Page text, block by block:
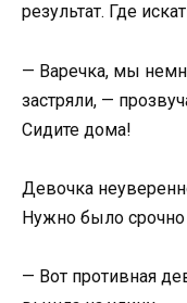
результат. Где
— Варечка, мы
застряли, —
Сидите дома!
Девочка
Нужно было срочно
— Вот противная